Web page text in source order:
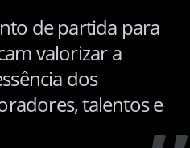
de partida para
valorizar a
dos
talentos e